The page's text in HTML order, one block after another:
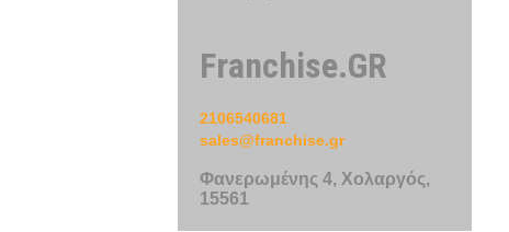
Franchise.GR
2106540681
sales@franchise.gr
Φανερωμένης 4, Χολαργός,
15561